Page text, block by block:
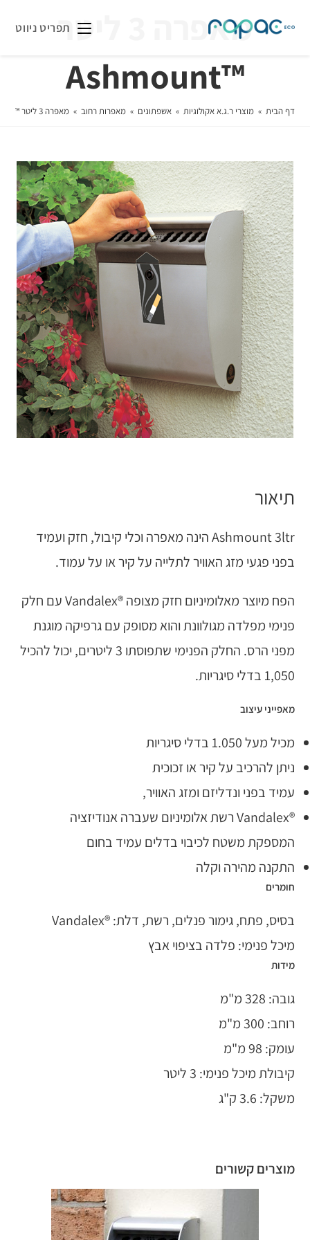
תפריט ניווטמאפרה 3 ליטר
™Ashmount
דף הבית » מוצרי ר.ג.א אקולוגיות » אשפתונים » מאפרות רחוב » מאפרה 3 ליטר ™Ashmount
תיאור
Ashmount 3ltr הינה מאפרה וכלי קיבול, חזק ועמיד
בפני פגעי מזג האוויר לתלייה על קיר או על עמוד.
הפח מיוצר מאלומיניום חזק מצופה ®Vandalex עם חלק
פנימי מפלדה מגולוונת והוא מסופק עם גרפיקה מוגנת
מפני הרס. החלק הפנימי שתפוסתו 3 ליטרים, יכול להכיל
1,050 בדלי סיגריות.
מאפייני עיצוב
מכיל מעל 1.050 בדלי סיגריות
ניתן להרכיב על קיר או זכוכית
עמיד בפני ונדליזם ומזג האוויר,
®Vandalex רשת אלומיניום שעברה אנודיזציה
המספקת משטח לכיבוי בדלים עמיד בחום
התקנה מהירה וקלה
חומרים
בסיס, פתח, גימור פנלים, רשת, דלת: ®Vandalex
מיכל פנימי: פלדה בציפוי אבץ
מידות
גובה: 328 מ"מ
רוחב: 300 מ"מ
עומק: 98 מ"מ
קיבולת מיכל פנימי: 3 ליטר
משקל: 3.6 ק"ג
מוצרים קשורים